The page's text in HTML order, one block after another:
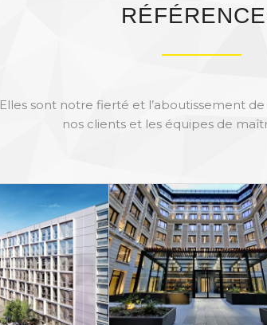
Elles sont notre fierté et l’aboutissement
nos clients et les équipes de